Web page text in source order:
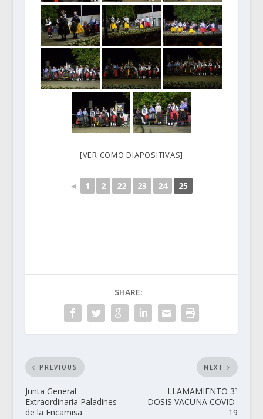
[VER COMO DIAPOSITIVAS]
◄ 1 2 22 23 24 25
SHARE:
PREVIOUS
Junta General
Extraordinaria Paladines
de la Encamisa
NEXT
LLAMAMIENTO 3ª
DOSIS VACUNA COVID-
19